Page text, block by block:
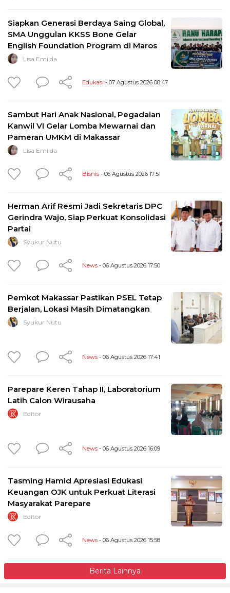
Siapkan Generasi Berdaya Saing Global,
SMA Unggulan KKSS Bone Gelar
English Foundation Program di Maros
Lisa Emilda
Edukasi - 07 Agustus 2026 08:47
Sambut Hari Anak Nasional, Pegadaian
Kanwil VI Gelar Lomba Mewarnai dan
Pameran UMKM di Makassar
Lisa Emilda
Bisnis - 06 Agustus 2026 17:51
Herman Arif Resmi Jadi Sekretaris DPC
Gerindra Wajo, Siap Perkuat Konsolidasi
Partai
Syukur Nutu
News - 06 Agustus 2026 17:50
Pemkot Makassar Pastikan PSEL Tetap
Berjalan, Lokasi Masih Dimatangkan
Syukur Nutu
News - 06 Agustus 2026 17:41
Parepare Keren Tahap II, Laboratorium
Latih Calon Wirausaha
Editor
News - 06 Agustus 2026 16:09
Tasming Hamid Apresiasi Edukasi
Keuangan OJK untuk Perkuat Literasi
Masyarakat Parepare
Editor
News - 06 Agustus 2026 15:58
Berita Lainnya